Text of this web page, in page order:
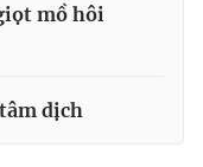
mồ hôi
dịch